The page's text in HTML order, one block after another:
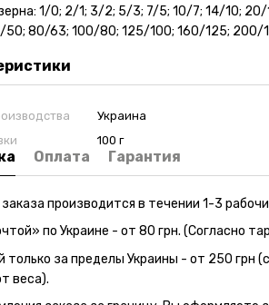
1/0; 2/1; 3/2; 5/3; 7/5; 10/7; 14/10;
80/63; 100/80; 125/100; 160/125; 200/
Украина
100 г
Оплата Гарантия
производится в течении 1-3
по Украине - от 80 грн. (Согласно
только за пределы Украины - от 250 грн
веса).